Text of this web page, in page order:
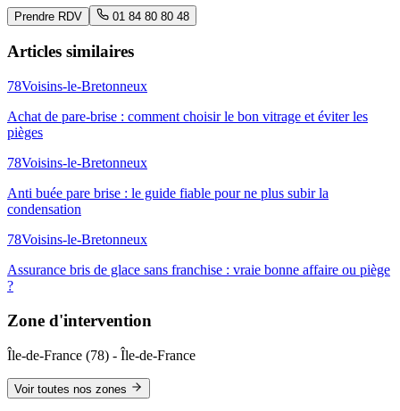
Prendre RDV 01 84 80 80 48
Articles similaires
78Voisins-le-Bretonneux
Achat de pare-brise : comment choisir le bon vitrage et éviter les
pièges
78Voisins-le-Bretonneux
Anti buée pare brise : le guide fiable pour ne plus subir la
condensation
78Voisins-le-Bretonneux
Assurance bris de glace sans franchise : vraie bonne affaire ou piège
?
Zone d'intervention
Île-de-France (78) - Île-de-France
Voir toutes nos zones